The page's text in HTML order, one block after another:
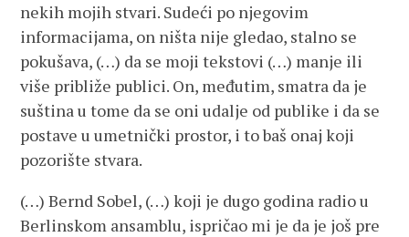
nekih mojih stvari. Sudeći po njegovim
informacijama, on ništa nije gledao, stalno se
pokušava, (…) da se moji tekstovi (…) manje ili
više približe publici. On, međutim, smatra da je
suština u tome da se oni udalje od publike i da se
postave u umetnički prostor, i to baš onaj koji
pozorište stvara.
(…) Bernd Sobel, (…) koji je dugo godina radio u
Berlinskom ansamblu, ispričao mi je da je još pre